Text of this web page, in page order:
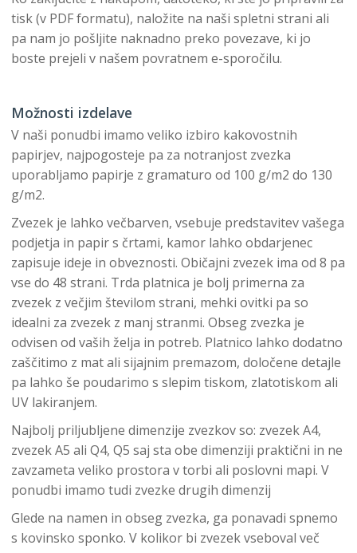
tisk (v PDF formatu), naložite na naši spletni strani ali
pa nam jo pošljite naknadno preko povezave, ki jo
boste prejeli v našem povratnem e-sporočilu.
Možnosti izdelave
V naši ponudbi imamo veliko izbiro kakovostnih
papirjev, najpogosteje pa za notranjost zvezka
uporabljamo papirje z gramaturo od 100 g/m2 do 130
g/m2.
Zvezek je lahko večbarven, vsebuje predstavitev vašega
podjetja in papir s črtami, kamor lahko obdarjenec
zapisuje ideje in obveznosti. Običajni zvezek ima od 8 pa
vse do 48 strani. Trda platnica je bolj primerna za
zvezek z večjim številom strani, mehki ovitki pa so
idealni za zvezek z manj stranmi. Obseg zvezka je
odvisen od vaših želja in potreb. Platnico lahko dodatno
zaščitimo z mat ali sijajnim premazom, določene detajle
pa lahko še poudarimo s slepim tiskom, zlatotiskom ali
UV lakiranjem.
Najbolj priljubljene dimenzije zvezkov so: zvezek A4,
zvezek A5 ali Q4, Q5 saj sta obe dimenziji praktični in ne
zavzameta veliko prostora v torbi ali poslovni mapi. V
ponudbi imamo tudi zvezke drugih dimenzij
Glede na namen in obseg zvezka, ga ponavadi spnemo
s kovinsko sponko. V kolikor bi zvezek vseboval več